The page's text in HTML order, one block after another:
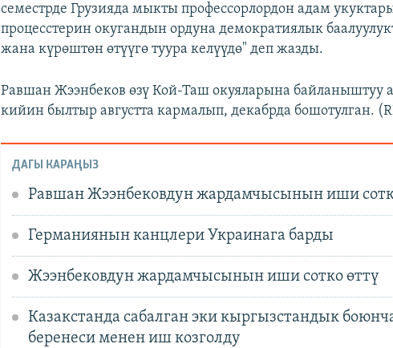
семестрде Грузияда мыкты профессорлордон адам
процесстерин окугандын ордуна демократиялык
жана күрөштөн өтүүгө туура келүүдө" деп жазды.
Равшан Жээнбеков өзү Кой-Таш окуяларына байланыштуу
кийин былтыр августта кармалып, декабрда бошотулган.
ДАГЫ КАРАҢЫЗ
Равшан Жээнбековдун жардамчысынын иши
Германиянын канцлери Украинага барды
Жээнбековдун жардамчысынын иши сотко өттү
Казакстанда сабалган эки кыргызстандык
беренеси менен иш козголду